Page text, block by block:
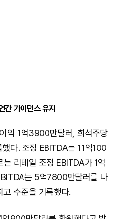
가이던스 유지
익 1억3900만달러, 희석주당
다. 조정 EBITDA는 11억100
리테일 조정 EBITDA가 1억
는 5억7800만달러를 나
수준을 기록했다.